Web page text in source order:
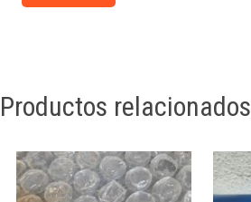
Productos relacionados